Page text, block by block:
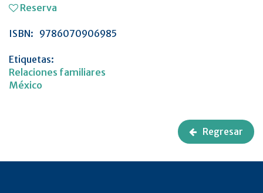
Reserva
ISBN: 9786070906985
Etiquetas:
Relaciones familiares
México
Regresar